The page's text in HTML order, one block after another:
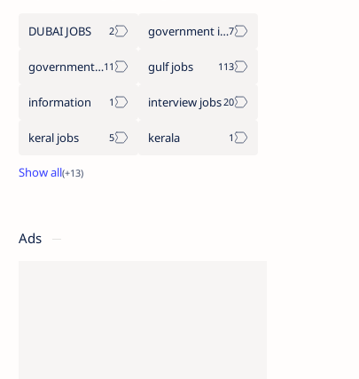
DUBAI JOBS government information
government jobs gulf jobs
information interview jobs
keral jobs kerala
Ads